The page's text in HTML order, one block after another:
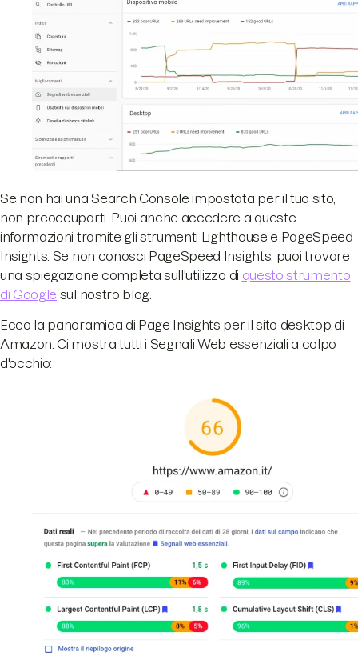
Se non hai una Search Console impostata per il tuo sito,
non preoccuparti. Puoi anche accedere a queste
informazioni tramite gli strumenti Lighthouse e PageSpeed
Insights. Se non conosci PageSpeed Insights, puoi trovare
una spiegazione completa sull'utilizzo di questo strumento
di Google sul nostro blog.
Ecco la panoramica di Page Insights per il sito desktop di
Amazon. Ci mostra tutti i Segnali Web essenziali a colpo
d'occhio: